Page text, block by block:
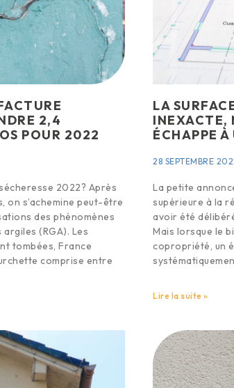
2,4
POUR 2022
2022? Après
on s’achemine peut-être
des phénomènes
(RGA). Les
tombées, France
comprise entre
LA
INEXACTE,
ÉCHAPPE
28 SEPTEMBRE
La petite
supérieure à la
avoir été
Mais lorsque le
copropriété, un
Lire la suite »